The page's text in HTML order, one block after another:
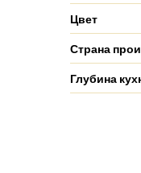
Цвет
Страна
Глубина